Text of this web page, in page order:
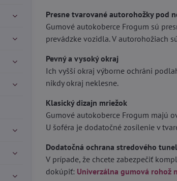
Presne tvarované autorohožky pod
Gumové autokoberce Frogum sú
prevádzke vozidla. V autorohožiach
Pevný a vysoký okraj
Ich vyšší okraj výborne ochráni
nikdy okraj neklesne.
Klasický dizajn mriežok
Gumové autokoberce Frogum majú
U šoféra je dodatočné zosílenie v
Dodatočná ochrana stredového
V prípade, že chcete zabezpečiť
dokúpiť: Univerzálna gumová rohož